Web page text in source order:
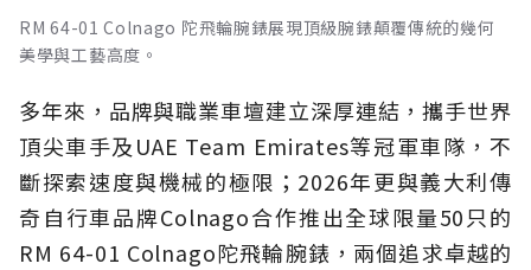
RM 64-01 Colnago 陀飛輪腕錶展現頂級腕錶顛覆傳統的幾何
美學與工藝高度。
多年來，品牌與職業車壇建立深厚連結，攜手世界
頂尖車手及UAE Team Emirates等冠軍車隊，不
斷探索速度與機械的極限；2026年更與義大利傳
奇自行車品牌Colnago合作推出全球限量50只的
RM 64-01 Colnago陀飛輪腕錶，兩個追求卓越的